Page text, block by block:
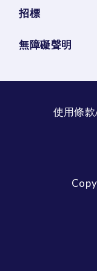
招標
無障礙聲明
使用條